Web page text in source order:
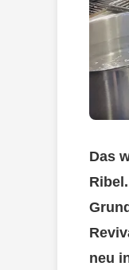
Das
neu